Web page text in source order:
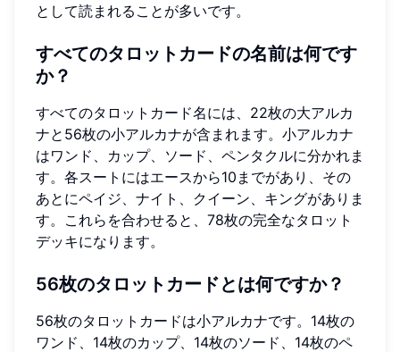
として読まれることが多いです。
すべてのタロットカードの名前は何です
か？
すべてのタロットカード名には、22枚の大アルカ
ナと56枚の小アルカナが含まれます。小アルカナ
はワンド、カップ、ソード、ペンタクルに分かれま
す。各スートにはエースから10までがあり、その
あとにペイジ、ナイト、クイーン、キングがありま
す。これらを合わせると、78枚の完全なタロット
デッキになります。
56枚のタロットカードとは何ですか？
56枚のタロットカードは小アルカナです。14枚の
ワンド、14枚のカップ、14枚のソード、14枚のペ